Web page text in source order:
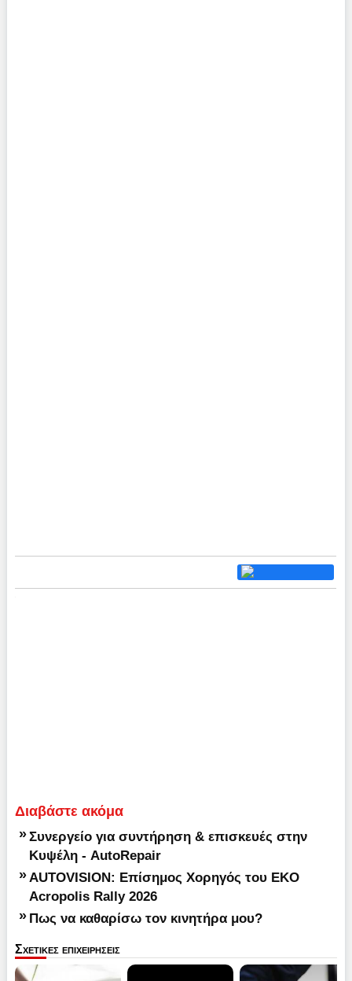
Διαβάστε ακόμα
» Συνεργείο για συντήρηση & επισκευές στην
Κυψέλη - AutoRepair
» AUTOVISION: Επίσημος Χορηγός του EKO
Acropolis Rally 2026
» Πως να καθαρίσω τον κινητήρα μου?
Σχετικες επιχειρησεις